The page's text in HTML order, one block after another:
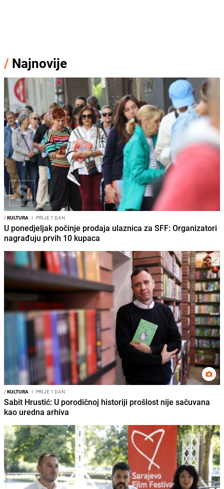
/ Najnovije
/KULTURA I PRIJE 1 DAN
U ponedjeljak počinje prodaja ulaznica za SFF: Organizatori
nagrađuju prvih 10 kupaca
/KULTURA I PRIJE 1 DAN
Sabit Hrustić: U porodičnoj historiji prošlost nije sačuvana
kao uredna arhiva